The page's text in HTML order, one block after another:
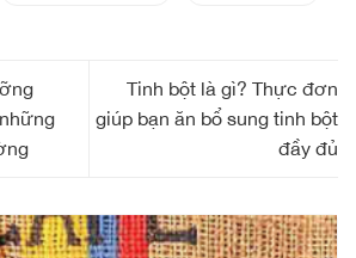
Tinh bột là gì? Thực đơn
giúp bạn ăn bổ sung tinh bột
đầy đủ